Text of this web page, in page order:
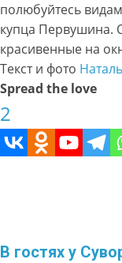
полюбуйтесь
купца Первушина.
красивенные на
Текст и фото
Spread the love
2
В гостях у